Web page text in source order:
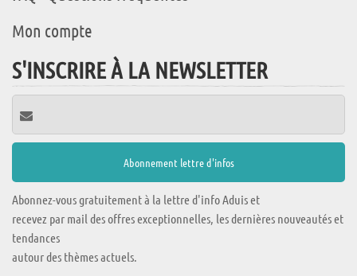
Mon compte
S'INSCRIRE À LA NEWSLETTER
Abonnez-vous gratuitement à la lettre d'info Aduis et
recevez par mail des offres exceptionnelles, les dernières nouveautés et
tendances
autour des thèmes actuels.